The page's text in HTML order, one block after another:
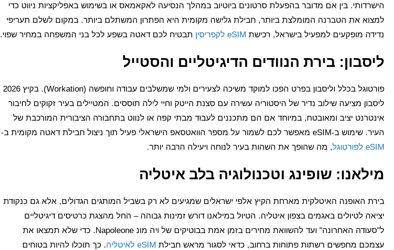
הישרדותי. בין אם מדובר בהפעלת סרטונים ביוטיוב במהלך הנסיעה לאקאמאס או בשימוש באפליקציות ניווט כדי
למצוא את הטברנה המומלצת ביותר, חבילת גלישה מקומית היא הפתרון המשתלם ביותר. במקום לשלם תעריפי
נדידה מופקעים למפעיל בישראל, רכישת eSIM לקפריסין תבטיח לכם דאטה בשפע לכל בני המשפחה במחיר שפוי.
ליסבון: בירת הנוודים הדיגיטליים והסטייל
פורטוגל בכלל וליסבון בפרט הפכו למוקד משיכה לצעירים ולמי שמשלבים עבודה וחופשה (Workation). בקיץ 2026
ליסבון מציעה שילוב נדיר של היסטוריה עשירה עם סצנת הייטק וחיי לילה תוססים. המטיילים בעיר זקוקים לחיבור
אינטרנט יציב ומאובטח, במיוחד אם הם מתכננים לעבוד מבתי קפה או לנווט בתחבורה הציבורית המורכבת של
העיר. שימוש ב-eSIM מאפשר לכם לשמור על מספר הוואטסאפ הישראלי פעיל תוך ניצול חבילת דאטה מקומית ב-
eSIM לפורטוגל
, מה שהופך את השהות בעיר לנוחה ויעילה הרבה יותר.
מילאנו: שופינג וטכנולוגיה בלב איטליה
בירת האופנה האיטלקית מארחת הקיץ אלפי ישראלים שמגיעים לא רק בשביל המותגים הגדולים, אלא גם כנקודת
יציאה לטיולים באגמים בצפון איטליה. הטיול במילאנו דורש זמינות גבוהה – החל מהצגת כרטיסים דיגיטליים
ל"סעודה האחרונה" ועד להשוואת מחירים בזמן אמת בבוטיקים של ויה מונ Napoleone. כדי שלא תמצאו את
עצמכם מחפשים רשתות פתוחות ברחוב, כדאי לסגור מראש חבילת eSIM לאיטליה
. כך תוכלו להיות בטוחים